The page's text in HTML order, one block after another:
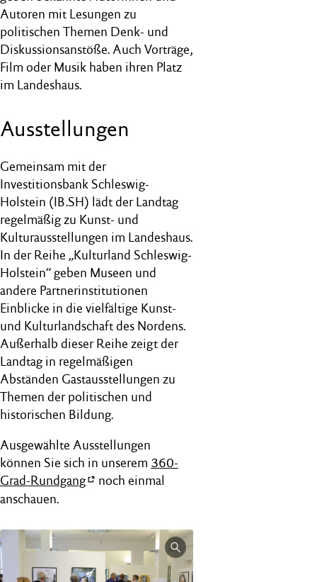
Autoren mit Lesungen zu
politischen Themen Denk- und
Diskussionsanstöße. Auch Vorträge,
Film oder Musik haben ihren Platz
im Landeshaus.
Ausstellungen
Gemeinsam mit der
Investitionsbank Schleswig-
Holstein (IB.SH) lädt der Landtag
regelmäßig zu Kunst- und
Kulturausstellungen im Landeshaus.
In der Reihe „Kulturland Schleswig-
Holstein“ geben Museen und
andere Partnerinstitutionen
Einblicke in die vielfältige Kunst-
und Kulturlandschaft des Nordens.
Außerhalb dieser Reihe zeigt der
Landtag in regelmäßigen
Abständen Gastausstellungen zu
Themen der politischen und
historischen Bildung.
Ausgewählte Ausstellungen
können Sie sich in unserem 360-
Grad-Rundgang
noch einmal
anschauen.